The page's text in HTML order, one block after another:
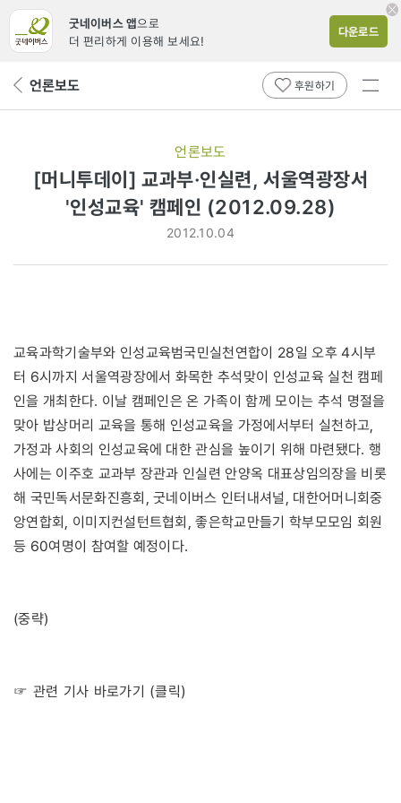
굿네이버스 앱으로
더 편리하게 이용해 보세요!
다운로드
뒤 언론보도 후원하기
전체
언론보도
[머니투데이] 교과부·인실련, 서울역광장서
'인성교육' 캠페인 (2012.09.28)
2012.10.04
교육과학기술부와 인성교육범국민실천연합이 28일 오후 4시부
터 6시까지 서울역광장에서 화목한 추석맞이 인성교육 실천 캠페
인을 개최한다. 이날 캠페인은 온 가족이 함께 모이는 추석 명절을
맞아 밥상머리 교육을 통해 인성교육을 가정에서부터 실천하고,
가정과 사회의 인성교육에 대한 관심을 높이기 위해 마련됐다. 행
사에는 이주호 교과부 장관과 인실련 안양옥 대표상임의장을 비롯
해 국민독서문화진흥회, 굿네이버스 인터내셔널, 대한어머니회중
앙연합회, 이미지컨설턴트협회, 좋은학교만들기 학부모모임 회원
등 60여명이 참여할 예정이다.
(중략)
☞ 관련 기사 바로가기 (클릭)